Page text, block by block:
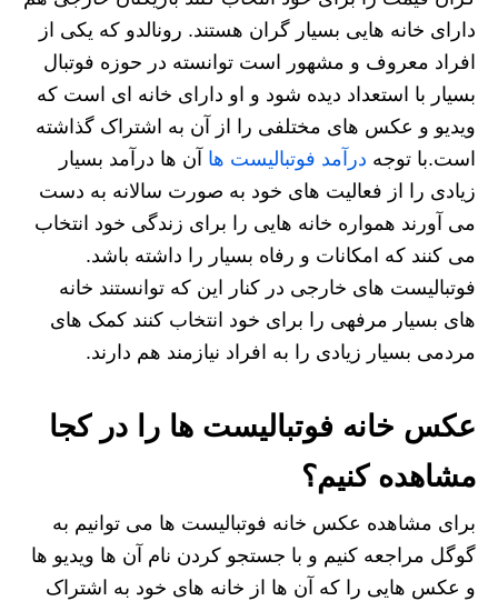
دارای خانه‌ هایی بسیار گران هستند. رونالدو که یکی از
افراد معروف و مشهور است توانسته در حوزه فوتبال
بسیار با استعداد دیده شود و او دارای خانه‌ ای است که
ویدیو و عکس های مختلفی را از آن به اشتراک گذاشته
است.با توجه درآمد فوتبالیست ها آن ها درآمد بسیار
زیادی را از فعالیت های خود به صورت سالانه به دست
می آورند همواره خانه هایی را برای زندگی خود انتخاب
می کنند که امکانات و رفاه بسیار را داشته باشد.
فوتبالیست های خارجی در کنار این که توانستند خانه
های بسیار مرفهی را برای خود انتخاب کنند کمک های
مردمی بسیار زیادی را به افراد نیازمند هم دارند.
عکس خانه فوتبالیست ها را در کجا
مشاهده کنیم؟
برای مشاهده عکس خانه فوتبالیست ها می توانیم به
گوگل مراجعه کنیم و با جستجو کردن نام آن ها ویدیو ها
و عکس هایی را که آن ها از خانه‌ های خود به اشتراک